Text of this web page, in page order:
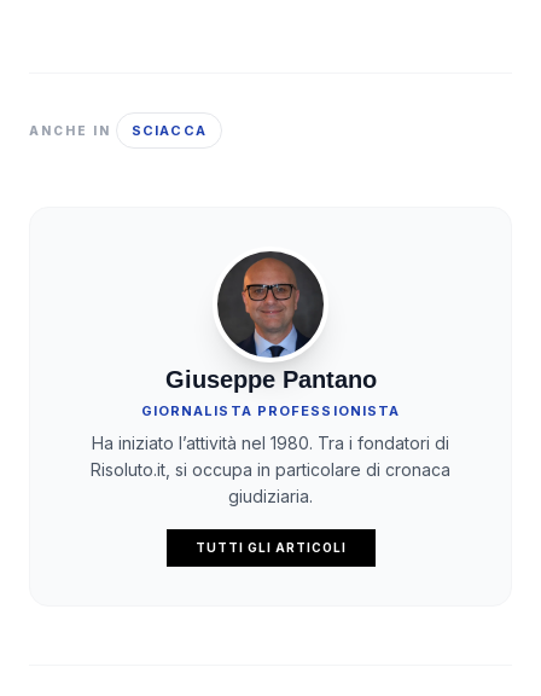
ANCHE IN SCIACCA
Giuseppe Pantano
GIORNALISTA PROFESSIONISTA
Ha iniziato l’attività nel 1980. Tra i fondatori di
Risoluto.it, si occupa in particolare di cronaca
giudiziaria.
TUTTI GLI ARTICOLI